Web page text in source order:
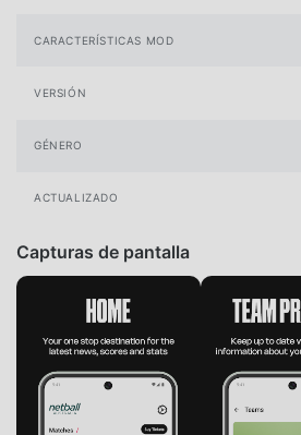
CARACTERÍSTICAS MOD
VERSIÓN
GÉNERO
ACTUALIZADO
Capturas de pantalla